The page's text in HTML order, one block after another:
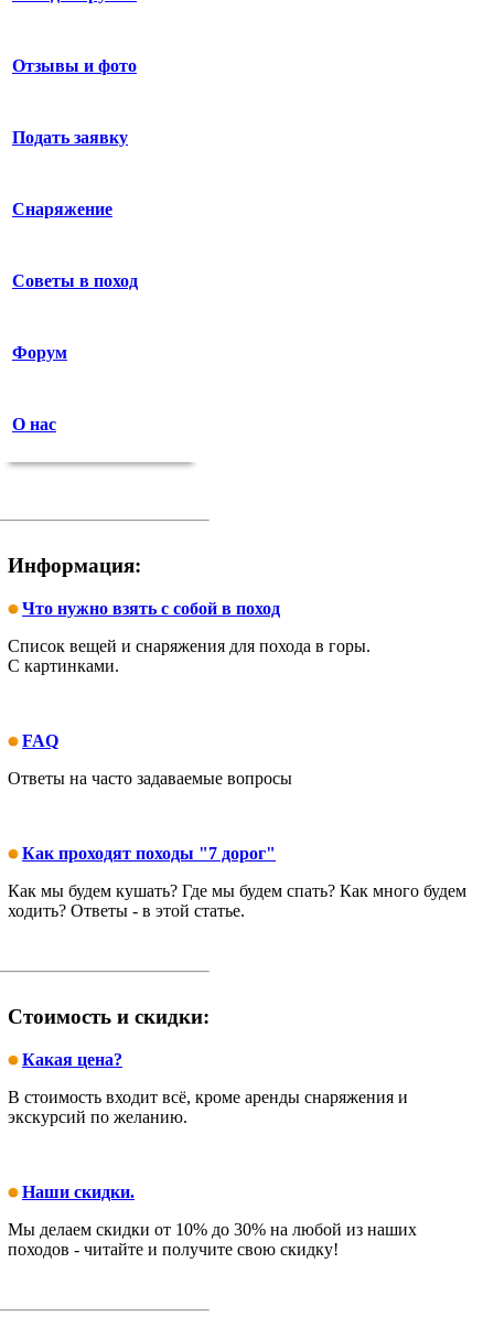
Отзывы и фото
Подать заявку
Снаряжение
Советы в поход
Форум
О нас
Информация:
Что нужно взять с собой в поход
Список вещей и снаряжения для похода в горы.
С картинками.
FAQ
Ответы на часто задаваемые вопросы
Как проходят походы "7 дорог"
Как мы будем кушать? Где мы будем спать? Как много будем
ходить? Ответы - в этой статье.
Стоимость и скидки:
Какая цена?
В стоимость входит всё, кроме аренды снаряжения и
экскурсий по желанию.
Наши скидки.
Мы делаем скидки от 10% до 30% на любой из наших
походов - читайте и получите свою скидку!